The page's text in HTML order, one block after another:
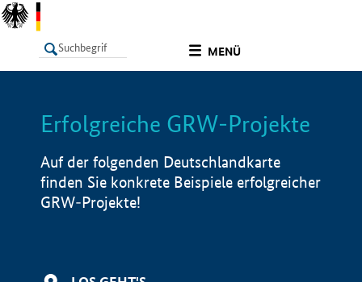
MENÜ
LISTE Info
Erfolgreiche GRW-Projekte
Auf der folgenden Deutschlandkarte
finden Sie konkrete Beispiele erfolgreicher
GRW-Projekte!